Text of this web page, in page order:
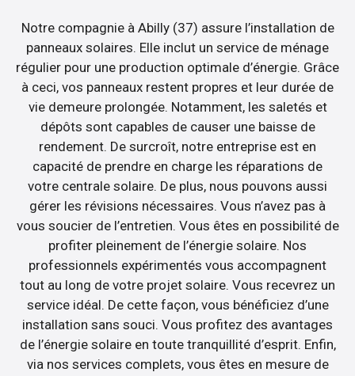
Notre compagnie à Abilly (37) assure l’installation de
panneaux solaires. Elle inclut un service de ménage
régulier pour une production optimale d’énergie. Grâce
à ceci, vos panneaux restent propres et leur durée de
vie demeure prolongée. Notamment, les saletés et
dépôts sont capables de causer une baisse de
rendement. De surcroît, notre entreprise est en
capacité de prendre en charge les réparations de
votre centrale solaire. De plus, nous pouvons aussi
gérer les révisions nécessaires. Vous n’avez pas à
vous soucier de l’entretien. Vous êtes en possibilité de
profiter pleinement de l’énergie solaire. Nos
professionnels expérimentés vous accompagnent
tout au long de votre projet solaire. Vous recevrez un
service idéal. De cette façon, vous bénéficiez d’une
installation sans souci. Vous profitez des avantages
de l’énergie solaire en toute tranquillité d’esprit. Enfin,
via nos services complets, vous êtes en mesure de